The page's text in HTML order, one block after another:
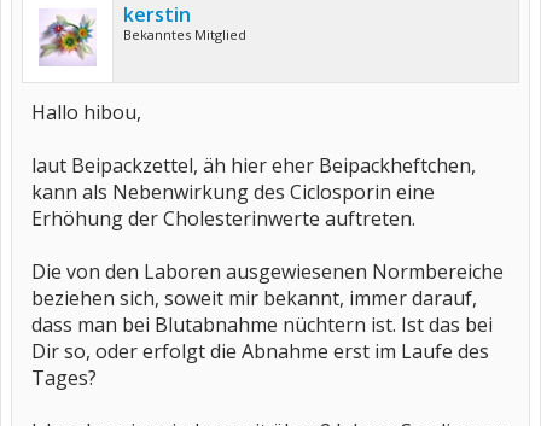
kerstin
Bekanntes Mitglied
Hallo hibou,
laut Beipackzettel, äh hier eher Beipackheftchen,
kann als Nebenwirkung des Ciclosporin eine
Erhöhung der Cholesterinwerte auftreten.
Die von den Laboren ausgewiesenen Normbereiche
beziehen sich, soweit mir bekannt, immer darauf,
dass man bei Blutabnahme nüchtern ist. Ist das bei
Dir so, oder erfolgt die Abnahme erst im Laufe des
Tages?